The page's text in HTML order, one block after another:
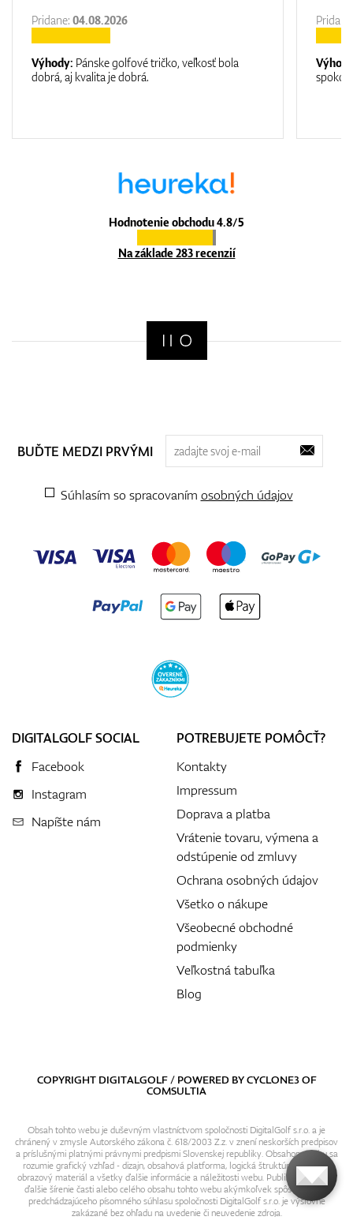
Hodnotenie obchodu 4.8/5
Na základe 283 recenzií
Pridane: 04.08.2026
Výhody: Pánske golfové tričko, veľkosť bola
dobrá, aj kvalita je dobrá.
BUĎTE MEDZI PRVÝMI
Súhlasím so spracovaním osobných údajov
DIGITALGOLF SOCIAL
Facebook
Instagram
Napíšte nám
POTREBUJETE POMÔCŤ?
Kontakty
Impressum
Doprava a platba
Vrátenie tovaru, výmena a
odstúpenie od zmluvy
Ochrana osobných údajov
Všetko o nákupe
Všeobecné obchodné
podmienky
Veľkostná tabuľka
Blog
COPYRIGHT DIGITALGOLF / POWERED BYCYCLONE3OF
COMSULTIA
Obsah tohto webu je duševným vlastníctvom spoločnosti DigitalGolf s.r.o. a je
chránený v zmysle Autorského zákona č. 618/2003 Z.z. v znení neskorších predpisov
a príslušnými platnými právnymi predpismi Slovenskej republiky. Obsahom webu sa
rozumie grafický vzhľad - dizajn, obsahová platforma, logická štruktúra, textový i
obrazový materiál a všetky ďalšie informácie a náležitosti webu. Publikovanie resp.
ďalšie šírenie časti alebo celého obsahu tohto webu akýmkoľvek spôsobom bez
predchádzajúceho písomného súhlasu spoločnosti DigitalGolf s.r.o. je výslovne
zakázané bez ohľadu na uvedenie či neuvedenie zdroja.